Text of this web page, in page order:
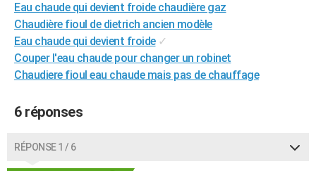
S'inscrire
Se connecter
Lycées
Collèges
Primaires
Universités
Entreprises
Service militaire
Avis de recherche
AVIS DE DÉCÈS
FORUM
Bricolage
Lifestyle
Culture
Sport
Auto
Television
Voyage
Cinema
Eau chaude qui devient froide chaudière gaz
Chaudière fioul de dietrich ancien modèle
Eau chaude qui devient froide ✓
Couper l'eau chaude pour changer un robinet
Chaudiere fioul eau chaude mais pas de chauffage
6 réponses
RÉPONSE 1 / 6